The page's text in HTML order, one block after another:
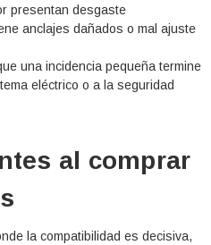
presentan desgaste
anclajes dañados o mal ajuste
una incidencia pequeña termine
eléctrico o a la seguridad
al comprar
la compatibilidad es decisiva,